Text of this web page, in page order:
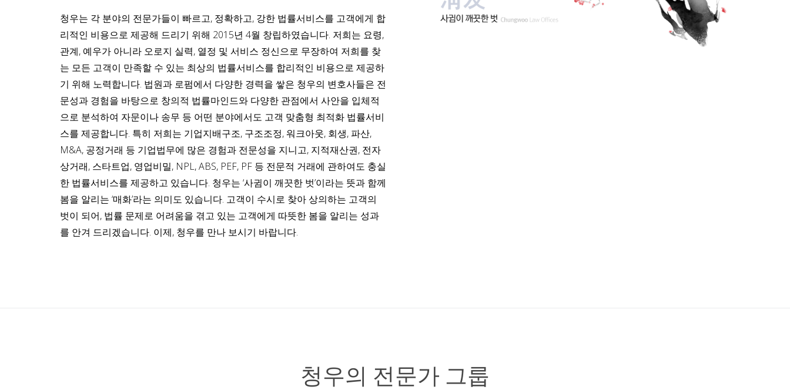
청우는 각 분야의 전문가들이 빠르고, 정확하고, 강한 법률서비스를 고객에게 합
리적인 비용으로 제공해 드리기 위해 2015년 4월 창립하였습니다. 저희는 요령,
관계, 예우가 아니라 오로지 실력, 열정 및 서비스 정신으로 무장하여 저희를 찾
는 모든 고객이 만족할 수 있는 최상의 법률서비스를 합리적인 비용으로 제공하
기 위해 노력합니다. 법원과 로펌에서 다양한 경력을 쌓은 청우의 변호사들은 전
문성과 경험을 바탕으로 창의적 법률마인드와 다양한 관점에서 사안을 입체적
으로 분석하여 자문이나 송무 등 어떤 분야에서도 고객 맞춤형 최적화 법률서비
스를 제공합니다. 특히 저희는 기업지배구조, 구조조정, 워크아웃, 회생, 파산,
M&A, 공정거래 등 기업법무에 많은 경험과 전문성을 지니고, 지적재산권, 전자
상거래, 스타트업, 영업비밀, NPL, ABS, PEF, PF 등 전문적 거래에 관하여도 충실
한 법률서비스를 제공하고 있습니다. 청우는 ‘사귐이 깨끗한 벗’이라는 뜻과 함께
봄을 알리는 ‘매화’라는 의미도 있습니다. 고객이 수시로 찾아 상의하는 고객의
벗이 되어, 법률 문제로 어려움을 겪고 있는 고객에게 따뜻한 봄을 알리는 성과
를 안겨 드리겠습니다. 이제, 청우를 만나 보시기 바랍니다.
청우의 전문가 그룹